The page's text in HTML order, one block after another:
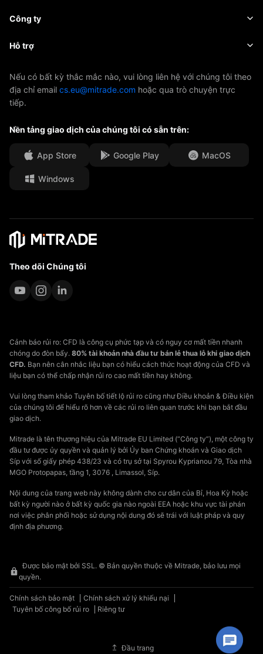
Tin tức
Kiến thức cơ bản
EBook
Công ty
Giới thiệu về Mitrade
Giải thưởng & Chứng nhận
Hỗ trợ
Trung tâm Hỗ trợ
Nếu có bất kỳ thắc mắc nào, vui lòng liên hệ với chúng tôi theo
địa chỉ email cs.eu@mitrade.com hoặc qua trò chuyện trực
tiếp.
Nền tảng giao dịch của chúng tôi có sẵn trên:
App Store Google Play MacOS
Windows
Theo dõi Chúng tôi
Cảnh báo rủi ro: CFD là công cụ phức tạp và có nguy cơ mất tiền nhanh
chóng do đòn bẩy. 80% tài khoản nhà đầu tư bán lẻ thua lỗ khi giao dịch
CFD. Bạn nên cân nhắc liệu bạn có hiểu cách thức hoạt động của CFD và
liệu bạn có thể chấp nhận rủi ro cao mất tiền hay không.
Vui lòng tham khảo Tuyên bố tiết lộ rủi ro cũng như Điều khoản & Điều kiện
của chúng tôi để hiểu rõ hơn về các rủi ro liên quan trước khi bạn bắt đầu
giao dịch.
Mitrade là tên thương hiệu của Mitrade EU Limited (“Công ty”), một công ty
đầu tư được ủy quyền và quản lý bởi Ủy ban Chứng khoán và Giao dịch
Síp với số giấy phép 438/23 và có trụ sở tại Spyrou Kyprianou 79, Tòa nhà
MGO Protopapas, tầng 1, 3076 , Limassol, Síp.
Nội dung của trang web này không dành cho cư dân của Bỉ, Hoa Kỳ hoặc
bất kỳ người nào ở bất kỳ quốc gia nào ngoài EEA hoặc khu vực tài phán
nơi việc phân phối hoặc sử dụng nội dung đó sẽ trái với luật pháp và quy
định địa phương.
Được bảo mật bởi SSL. © Bản quyền thuộc về Mitrade, bảo lưu mọi
quyền.
Chính sách bảo mật
Chính sách xử lý khiếu nại
Tuyên bố công bố rủi ro
Riêng tư
Đầu trang